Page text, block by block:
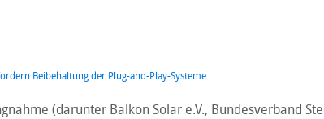
Beibehaltung der Plug-and-Play-Systeme
(darunter Balkon Solar e.V., Bundesverband